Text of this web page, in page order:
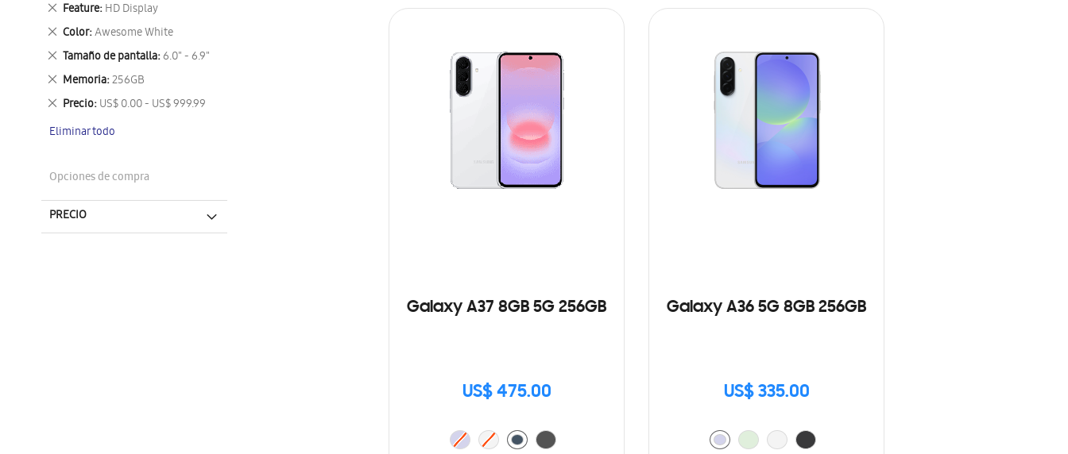
Galaxy A37 8GB 5G 256GB
US$ 475.00
Galaxy A36 5G 8GB 256GB
US$ 335.00
artículo
Feature HD Display
Eliminar
este
artículo
Color Awesome White
Eliminar
este
artículo
Tamaño de pantalla 6.0" - 6.9"
Eliminar
este
artículo
Memoria 256GB
Eliminar
este
artículo
Precio US$ 0.00 - US$ 999.99
Eliminar
artículo
Eliminar todo
Opciones de compra
PRECIO